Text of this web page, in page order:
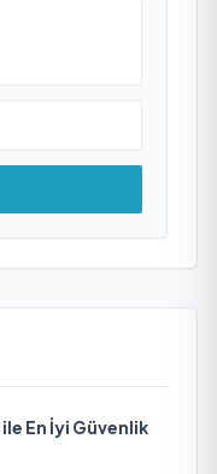
En İyi Güvenlik